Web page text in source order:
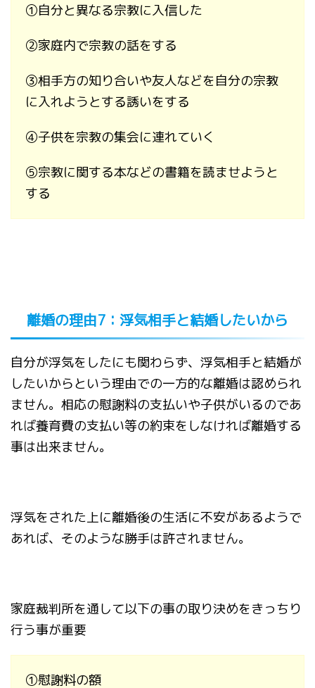
①自分と異なる宗教に入信した
②家庭内で宗教の話をする
③相手方の知り合いや友人などを自分の宗教
に入れようとする誘いをする
④子供を宗教の集会に連れていく
⑤宗教に関する本などの書籍を読ませようと
する
離婚の理由7 ：浮気相手と結婚したいから
自分が浮気をしたにも関わらず、浮気相手と結婚が
したいからという理由での一方的な離婚は認められ
ません。 相応の慰謝料の支払いや子供がいるのであ
れば養育費の支払い等の約束をしなければ離婚する
事は出来ません。
浮気をされた上に離婚後の生活に不安があるようで
あれば、そのような勝手は許されません。
家庭裁判所を通して以下の事の取り決めをきっちり
行う事が重要
①慰謝料の額